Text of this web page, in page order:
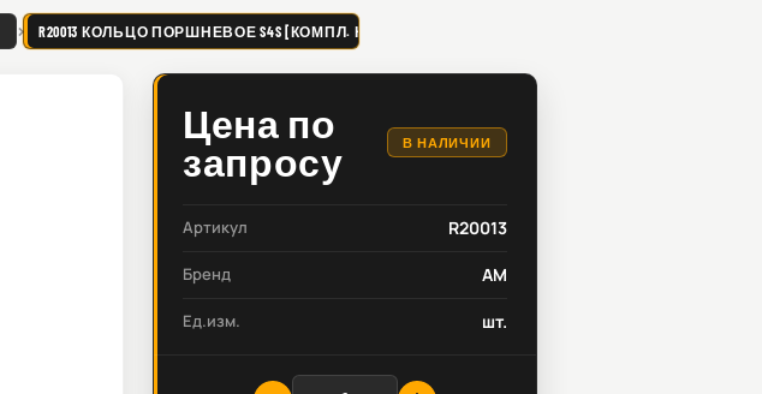
R20013 КОЛЬЦО ПОРШНЕВОЕ S4S [КОМПЛ. НА 1 ПОРШЕНЬ] R20013
Цена по
запросу
В НАЛИЧИИ
Артикул R20013
Бренд AM
Ед.изм. шт.